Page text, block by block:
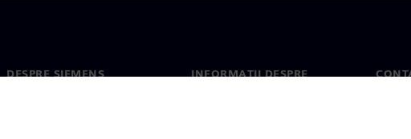
DESPRE SIEMENS
INFORMAȚII DESPRE